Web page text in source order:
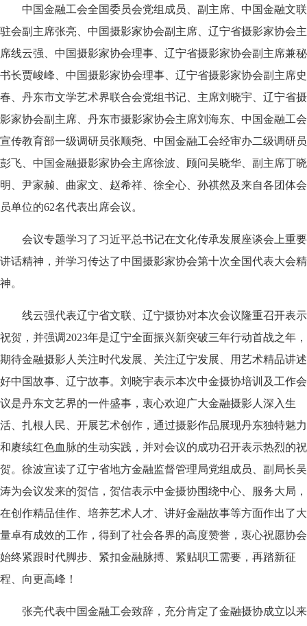
中国金融工会全国委员会党组成员、副主席、中国金融文联
驻会副主席张亮、中国摄影家协会副主席、辽宁省摄影家协会主
席线云强、中国摄影家协会理事、辽宁省摄影家协会副主席兼秘
书长贾峻峰、中国摄影家协会理事、辽宁省摄影家协会副主席史
春、丹东市文学艺术界联合会党组书记、主席刘晓宇、辽宁省摄
影家协会副主席、丹东市摄影家协会主席刘海东、中国金融工会
宣传教育部一级调研员张顺尧、中国金融工会经审办二级调研员
彭飞、中国金融摄影家协会主席徐波、顾问吴晓华、副主席丁晓
明、尹家赪、曲家文、赵希祥、徐全心、孙祺然及来自各团体会
员单位的62名代表出席会议。
会议专题学习了习近平总书记在文化传承发展座谈会上重要
讲话精神，并学习传达了中国摄影家协会第十次全国代表大会精
神。
线云强代表辽宁省文联、辽宁摄协对本次会议隆重召开表示
祝贺，并强调2023年是辽宁全面振兴新突破三年行动首战之年，
期待金融摄影人关注时代发展、关注辽宁发展、用艺术精品讲述
好中国故事、辽宁故事。刘晓宇表示本次中金摄协培训及工作会
议是丹东文艺界的一件盛事，衷心欢迎广大金融摄影人深入生
活、扎根人民、开展艺术创作，通过摄影作品展现丹东独特魅力
和赓续红色血脉的生动实践，并对会议的成功召开表示热烈的祝
贺。徐波宣读了辽宁省地方金融监督管理局党组成员、副局长吴
涛为会议发来的贺信，贺信表示中金摄协围绕中心、服务大局，
在创作精品佳作、培养艺术人才、讲好金融故事等方面作出了大
量卓有成效的工作，得到了社会各界的高度赞誉，衷心祝愿协会
始终紧跟时代脚步、紧扣金融脉搏、紧贴职工需要，再踏新征
程、向更高峰！
张亮代表中国金融工会致辞，充分肯定了金融摄协成立以来